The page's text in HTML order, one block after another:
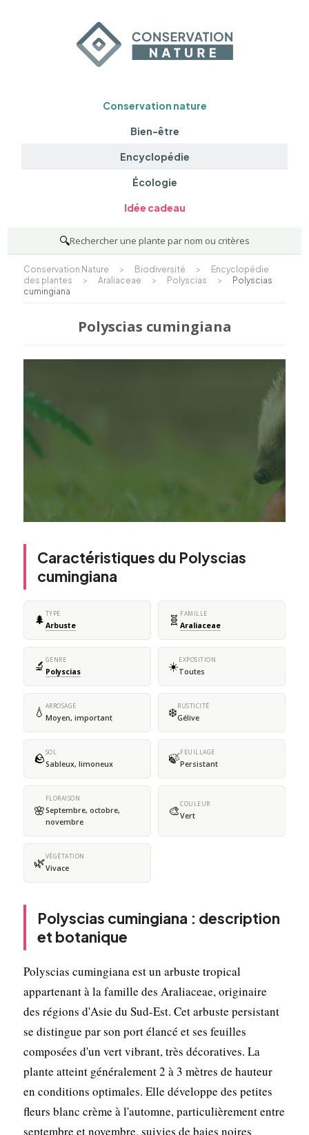
Conservation nature
Bien-être
Encyclopédie
Écologie
Idée cadeau
🔍Rechercher une plante par nom ou critères
Conservation Nature > Biodiversité >
Encyclopédie
des plantes
> Araliaceae > Polyscias >
Polyscias
cumingiana
Polyscias cumingiana
Caractéristiques du Polyscias
cumingiana
🌲 TYPE
Arbuste 🧬 FAMILLE
Araliaceae
🔬 GENRE
Polyscias ☀️EXPOSITION
Toutes
💧 ARROSAGE
Moyen, important ❄️RUSTICITÉ
Gélive
🪨SOL
Sableux, limoneux 🍃FEUILLAGE
Persistant
🌸
FLORAISON
Septembre, octobre,
novembre
🎨COULEUR
Vert
🌿VÉGÉTATION
Vivace
Polyscias cumingiana : description
et botanique
Polyscias cumingiana est un arbuste tropical
appartenant à la famille des Araliaceae, originaire
des régions d'Asie du Sud-Est. Cet arbuste persistant
se distingue par son port élancé et ses feuilles
composées d'un vert vibrant, très décoratives. La
plante atteint généralement 2 à 3 mètres de hauteur
en conditions optimales. Elle développe des petites
fleurs blanc crème à l'automne, particulièrement entre
septembre et novembre, suivies de baies noires